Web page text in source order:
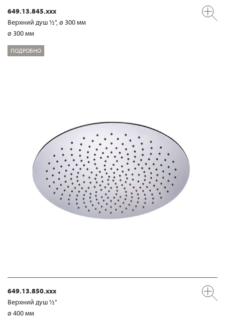
649.13.845.xxx
Верхний душ ½", ø 300 мм
ø 300 мм
ПОДРОБНО
649.13.850.xxx
Верхний душ ½"
ø 400 мм